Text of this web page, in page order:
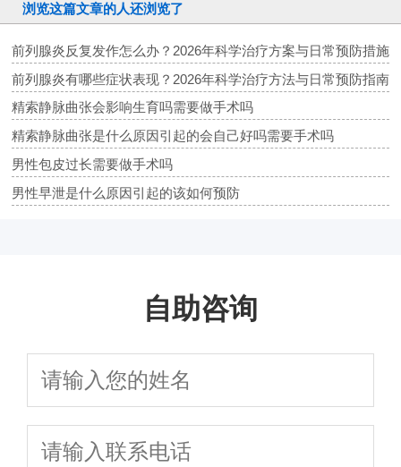
浏览这篇文章的人还浏览了
前列腺炎反复发作怎么办？2026年科学治疗方案与日常预防措施
前列腺炎有哪些症状表现？2026年科学治疗方法与日常预防指南
精索静脉曲张会影响生育吗需要做手术吗
精索静脉曲张是什么原因引起的会自己好吗需要手术吗
男性包皮过长需要做手术吗
男性早泄是什么原因引起的该如何预防
自助咨询